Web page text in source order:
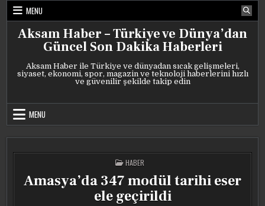
Skip
content
MENU
Aksam Haber – Türkiye ve Dünya’dan
Güncel Son Dakika Haberleri
Aksam Haber ile Türkiye ve dünyadan sıcak gelişmeleri,
siyaset, ekonomi, spor, magazin ve teknoloji haberlerini hızlı
ve güvenilir şekilde takip edin
MENU
POSTED
IN
HABER
Amasya’da 347 modül tarihi eser
ele geçirildi